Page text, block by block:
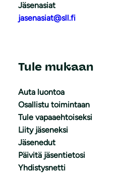
Jäsenasiat
jasenasiat@sll.fi
Tule mukaan
Auta luontoa
Osallistu toimintaan
Tule vapaaehtoiseksi
Liity jäseneksi
Jäsenedut
Päivitä jäsentietosi
Yhdistysnetti